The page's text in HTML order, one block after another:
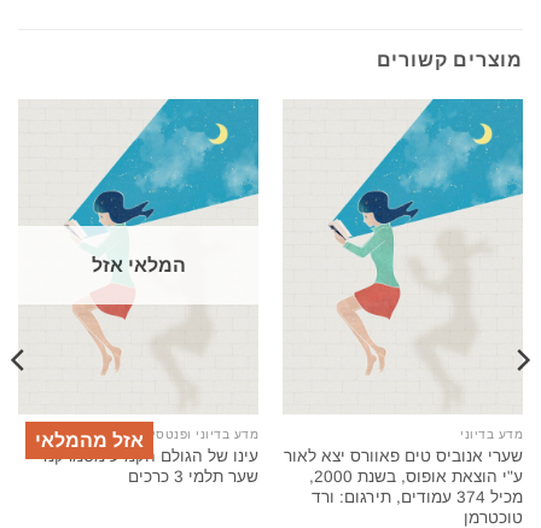
מוצרים קשורים
מדע בדיוני
שערי אנוביס טים פאוורס יצא לאור
ע"י הוצאת אופוס, בשנת 2000,
מכיל 374 עמודים, תירגום: ורד
טוכטרמן
המלאי אזל
אזל מהמלאי מדע בדיוני ופנטסיה
עינו של הגולם הקמיע מסמרקנד
שער תלמי 3 כרכים